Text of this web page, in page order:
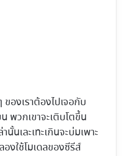
ของเราต้องไปเจอกับ
พวกเขาจะเติบโตขึ้น
นั้นเละเทะเกินจะบ่มเพาะ
งใช้โมเดลของซีรีส์